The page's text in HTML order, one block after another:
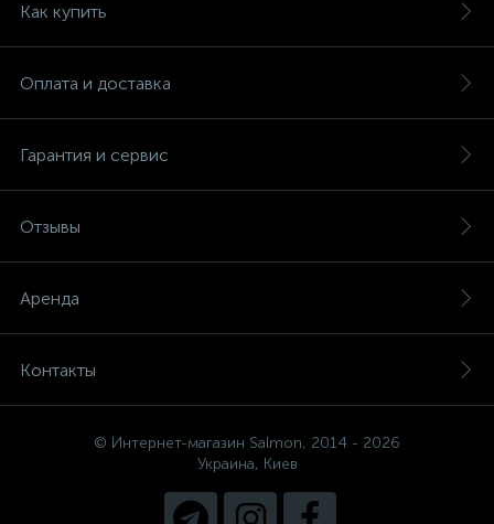
Как купить
Оплата и доставка
Гарантия и сервис
Отзывы
Аренда
Контакты
© Интернет-магазин Salmon, 2014 - 2026
Украина, Киев